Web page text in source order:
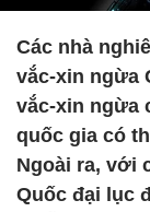
Các nhà
vắc-xin ngừa
vắc-xin ngừa
quốc gia có
Ngoài ra, với
Quốc đại lục